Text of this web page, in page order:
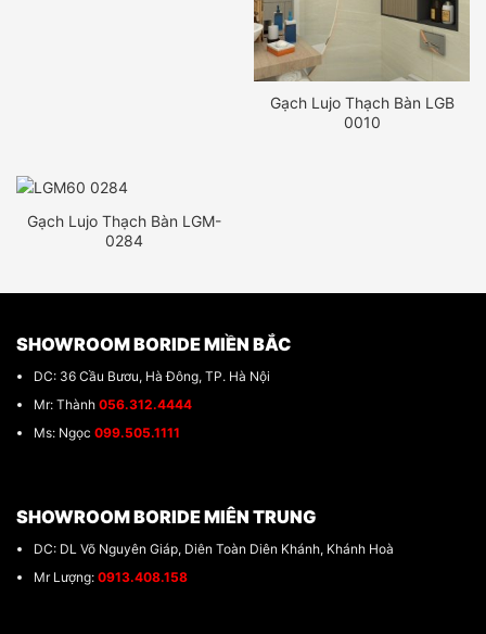
Gạch Lujo Thạch Bàn LGB
0010
Gạch Lujo Thạch Bàn LGM-
0284
SHOWROOM BORIDE MIỀN BẮC
DC: 36 Cầu Bươu, Hà Đông, TP. Hà Nội
Mr: Thành 056.312.4444
Ms: Ngọc 099.505.1111
SHOWROOM BORIDE MIÊN TRUNG
DC: DL Võ Nguyên Giáp, Diên Toàn Diên Khánh, Khánh Hoà
Mr Lượng: 0913.408.158